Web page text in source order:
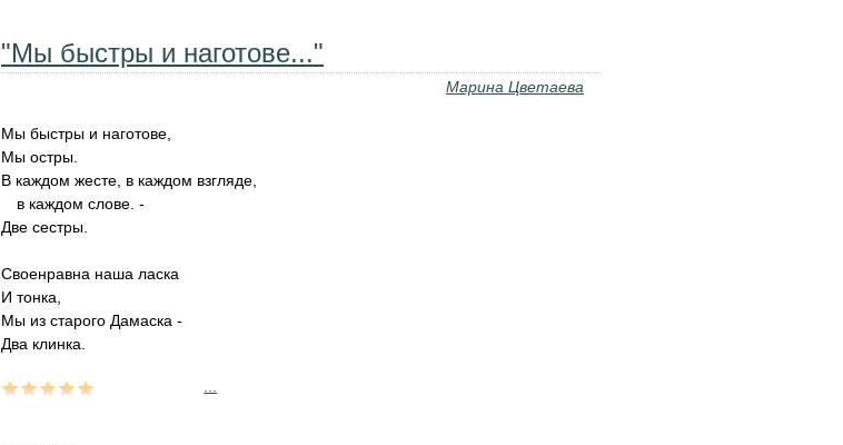
"Мы быстры и наготове..."
Марина Цветаева
Мы быстры и наготове,
Мы остры.
В каждом жесте, в каждом взгляде,
в каждом слове. -
Две сестры.
Своенравна наша ласка
И тонка,
Мы из старого Дамаска -
Два клинка.